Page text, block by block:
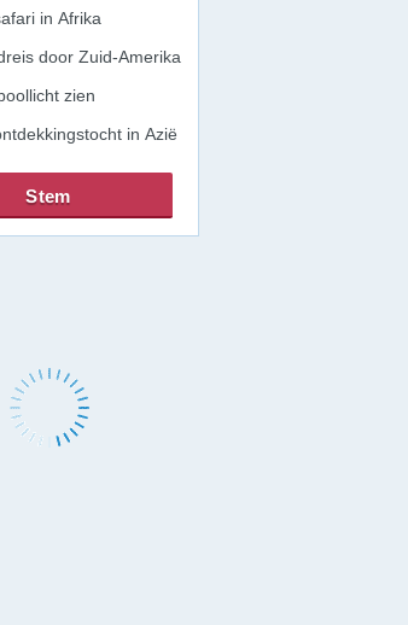
in Afrika
door Zuid-Amerika
zien
in Azië